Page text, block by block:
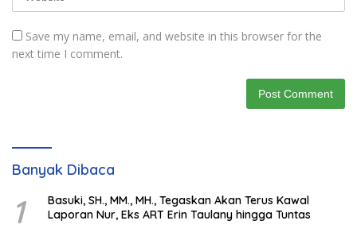
Save my name, email, and website in this browser for the
next time I comment.
Banyak Dibaca
1
Basuki, SH., MM., MH., Tegaskan Akan Terus Kawal
Laporan Nur, Eks ART Erin Taulany hingga Tuntas